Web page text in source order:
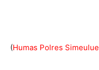
(Humas Polres Simeulue